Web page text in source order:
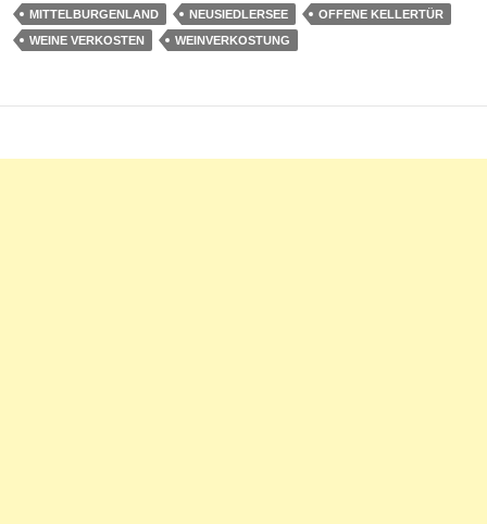
MITTELBURGENLAND NEUSIEDLERSEE
OFFENE KELLERTÜR
WEINE VERKOSTEN
WEINVERKOSTUNG